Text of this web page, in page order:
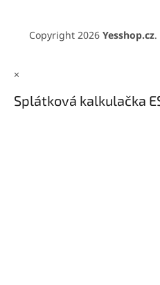
Copyright 2026 Yesshop.cz.
×
Splátková kalkulačka